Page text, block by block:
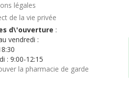
légales
de la vie privée
d\'ouverture :
vendredi :
: 9:00-12:15
la pharmacie de garde